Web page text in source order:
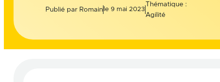
Publié par Romain le 9 mai 2023
Thématique :
Agilité